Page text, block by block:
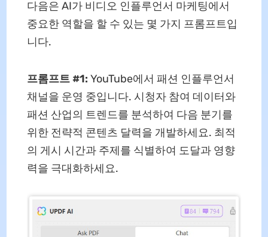
다음은 AI가 비디오 인플루언서 마케팅에서
중요한 역할을 할 수 있는 몇 가지 프롬프트입
니다.
프롬프트 #1: YouTube에서 패션 인플루언서
채널을 운영 중입니다. 시청자 참여 데이터와
패션 산업의 트렌드를 분석하여 다음 분기를
위한 전략적 콘텐츠 달력을 개발하세요. 최적
의 게시 시간과 주제를 식별하여 도달과 영향
력을 극대화하세요.